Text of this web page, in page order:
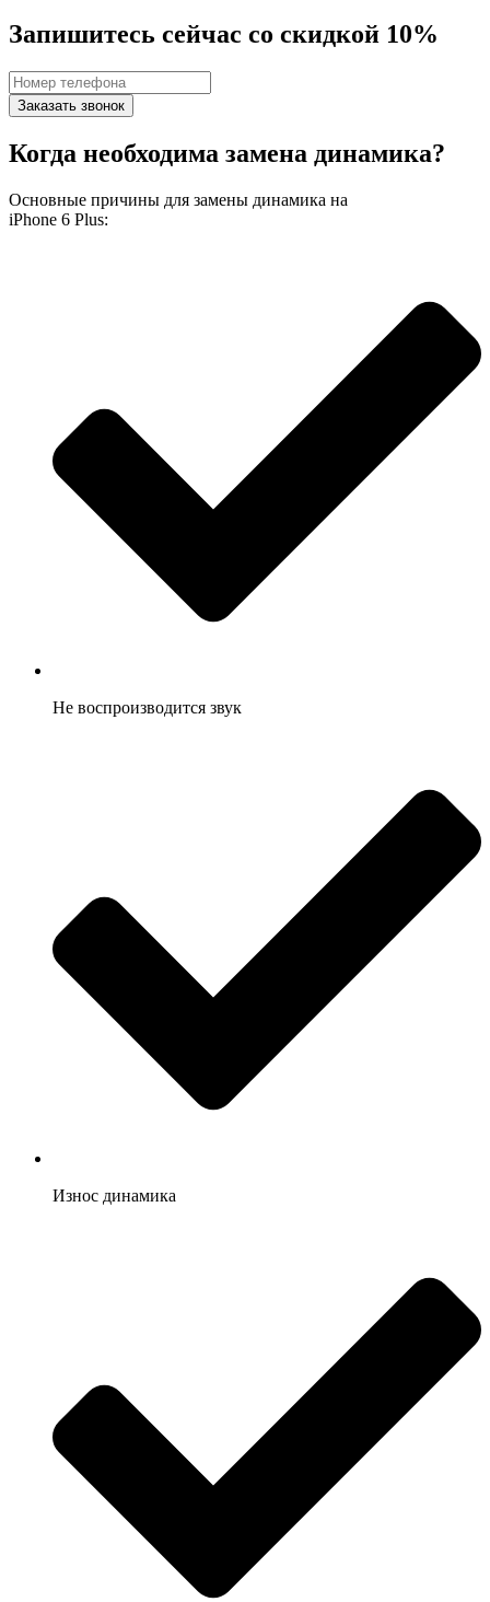
Запишитесь сейчас со скидкой 10%
Заказать звонок
Когда необходима замена динамика?
Основные причины для замены динамика на
iPhone 6 Plus:
Не воспроизводится звук
Износ динамика